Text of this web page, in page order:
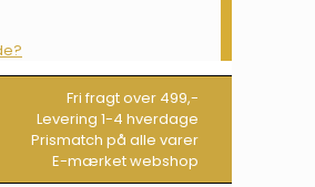
Fri fragt over 499,-
Levering 1-4 hverdage
Prismatch på alle varer
E-mærket webshop